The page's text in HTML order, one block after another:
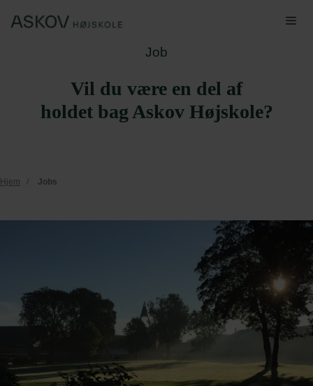
Job
Vil du være en del af
holdet bag Askov Højskole?
Hjem / Jobs